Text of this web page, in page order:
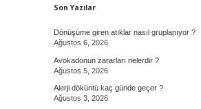
Sidebar
Son Yazılar
Dönüşüme giren atıklar nasıl gruplanıyor ?
Ağustos 6, 2026
Avokadonun zararları nelerdir ?
Ağustos 5, 2026
Alerji döküntü kaç günde geçer ?
Ağustos 3, 2026